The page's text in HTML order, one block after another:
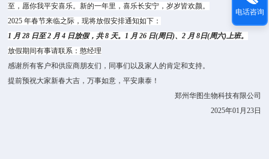
至，愿你我平安喜乐。新的一年里，喜乐长安宁，岁岁皆欢颜。
2025年春节来临之际，现将放假安排通知如下：
1 月 28 日至2 月 4 日放假，共8 天。1 月 26 日(周日)、2 月 8日(周六)上班。
放假期间有事请联系：憨经理
感谢所有客户和供应商朋友们，同事们以及家人的肯定和支持。
提前预祝大家新春大吉，万事如意，平安康泰！
郑州华图生物科技有限公司
2025年01 月 23日
电话咨询